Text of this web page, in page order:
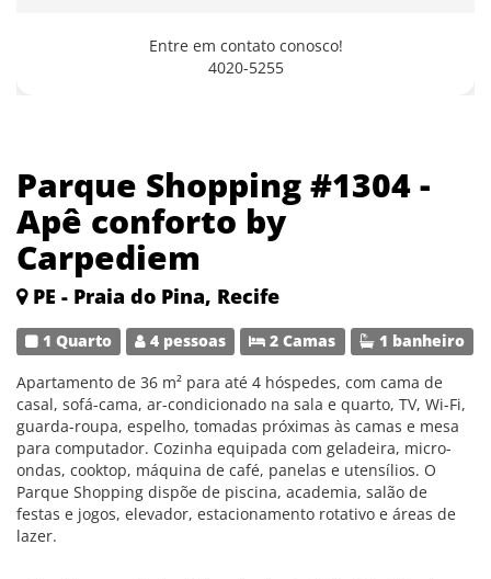
Parque Shopping #1304 -
Apê conforto by
Carpediem
PE - Praia do Pina, Recife
1 Quarto 4 pessoas 2 Camas 1 banheiro
Apartamento de 36 m² para até 4 hóspedes, com cama de
casal, sofá-cama, ar-condicionado na sala e quarto, TV, Wi-Fi,
guarda-roupa, espelho, tomadas próximas às camas e mesa
para computador. Cozinha equipada com geladeira, micro-
ondas, cooktop, máquina de café, panelas e utensílios. O
Parque Shopping dispõe de piscina, academia, salão de
festas e jogos, elevador, estacionamento rotativo e áreas de
lazer.
Entre em contato conosco!
4020-5255